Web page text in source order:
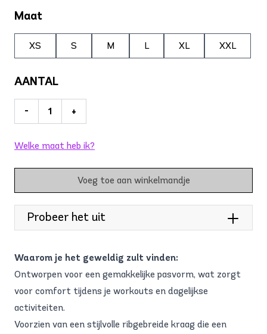
Maat
XS S M L XL XXL
AANTAL
- +
Welke maat heb ik?
Voeg toe aan winkelmandje
Probeer het uit
Waarom je het geweldig zult vinden:
Ontworpen voor een gemakkelijke pasvorm, wat zorgt
voor comfort tijdens je workouts en dagelijkse
activiteiten.
Voorzien van een stijlvolle ribgebreide kraag die een